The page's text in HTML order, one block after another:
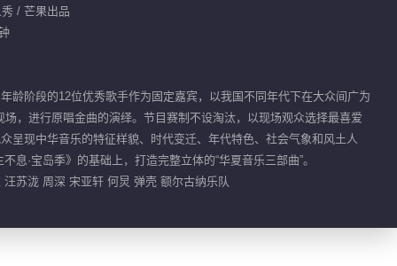
/ 芒果出品
龄阶段的12位优秀歌手作为固定嘉宾，以我国不同年代下在大众间广为
，进行原唱金曲的演绎。节目赛制不设淘汰，以现场观众选择最喜爱
呈现中华音乐的特征样貌、时代变迁、年代特色、社会气象和风土人
·宝岛季》的基础上，打造完整立体的“华夏音乐三部曲”。
苏泷 周深 宋亚轩 何炅 弹壳 额尔古纳乐队